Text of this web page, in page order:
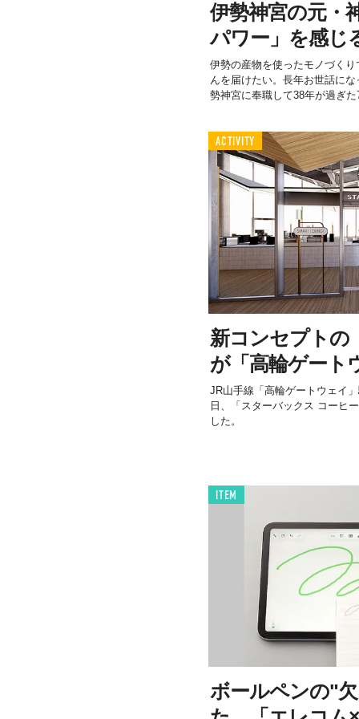
伊勢神宮の元・
パワー」を感じ
伊勢の産物を使ったモノづく
んを届けたい。長年お世話に
勢神宮に奉職して38年が過ぎ
ACTIVITY
新コンセプトの
が「高輪ゲート
JR山手線「高輪ゲートウェイ
日、「スターバックス コーヒ
した。
ITEM
ボールペンの"